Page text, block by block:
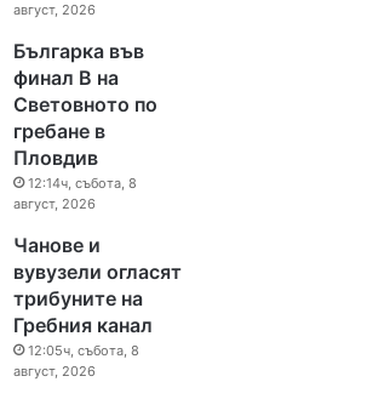
август, 2026
Българка във
финал B на
Световното по
гребане в
Пловдив
12:14ч, събота, 8
август, 2026
Чанове и
вувузели огласят
трибуните на
Гребния канал
12:05ч, събота, 8
август, 2026